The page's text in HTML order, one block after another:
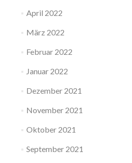
April 2022
März 2022
Februar 2022
Januar 2022
Dezember 2021
November 2021
Oktober 2021
September 2021